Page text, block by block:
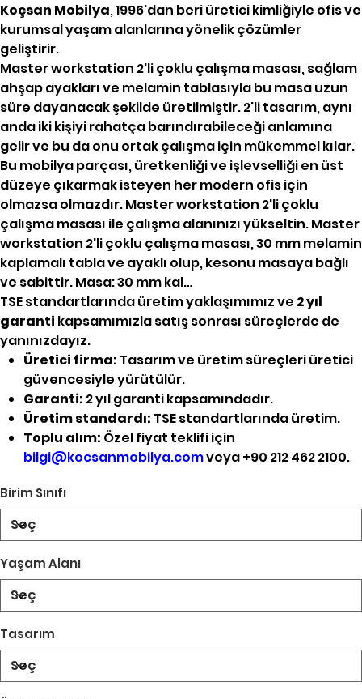
Koçsan Mobilya, 1996'dan beri üretici kimliğiyle ofis ve
kurumsal yaşam alanlarına yönelik çözümler
geliştirir.
Master workstation 2'li çoklu çalışma masası, sağlam
ahşap ayakları ve melamin tablasıyla bu masa uzun
süre dayanacak şekilde üretilmiştir. 2'li tasarım, aynı
anda iki kişiyi rahatça barındırabileceği anlamına
gelir ve bu da onu ortak çalışma için mükemmel kılar.
Bu mobilya parçası, üretkenliği ve işlevselliği en üst
düzeye çıkarmak isteyen her modern ofis için
olmazsa olmazdır. Master workstation 2'li çoklu
çalışma masası ile çalışma alanınızı yükseltin. Master
workstation 2'li çoklu çalışma masası, 30 mm melamin
kaplamalı tabla ve ayaklı olup, kesonu masaya bağlı
ve sabittir. Masa: 30 mm kal…
TSE standartlarında üretim yaklaşımımız ve 2 yıl
garanti kapsamımızla satış sonrası süreçlerde de
yanınızdayız.
Üretici firma: Tasarım ve üretim süreçleri üretici
güvencesiyle yürütülür.
Garanti: 2 yıl garanti kapsamındadır.
Üretim standardı: TSE standartlarında üretim.
Toplu alım: Özel fiyat teklifi için
bilgi@kocsanmobilya.comveya +90 212 462 2100.
Birim Sınıfı
Yaşam Alanı
Tasarım